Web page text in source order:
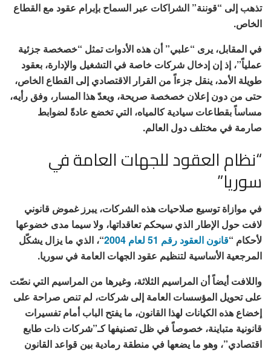
تذهب إلى “قوننة” الشراكات عبر السماح بإبرام عقود مع القطاع
الخاص.
في المقابل، يرى “علبي” أن هذه الأدوات تمثل “خصخصة جزئية
عملياً”، إذ إن إدخال شركات خاصة في التشغيل والإدارة، بعقود
طويلة الأمد، ينقل جزءاً من القرار الاقتصادي إلى القطاع الخاص،
حتى من دون إعلان خصخصة صريحة، ويعدّ هذا المسار، وفق رأيه،
مساساً بقطاعات سيادية كالمياه، التي تخضع عادةً لضوابط
صارمة في مختلف دول العالم.
“نظام العقود للجهات العامة في
سوريا”
في موازاة توسيع صلاحيات هذه الشركات، يبرز غموض قانوني
لافت حول الإطار الذي سيحكم تعاقداتها، ولا سيما مدى خضوعها
لأحكام “قانون العقود رقم 51 لعام 2004
“، الذي ما يزال يشكّل
المرجعية الأساسية لتنظيم عقود الجهات العامة في سوريا.
واللافت أيضاً أن المراسيم الثلاثة، وغيرها من المراسيم التي نصّت
على تحويل المؤسسات العامة إلى شركات، لم تنص صراحة على
إخضاع هذه الكيانات لهذا القانون، ما يفتح الباب أمام تفسيرات
قانونية متباينة، خصوصاً في ظل تصنيفها كـ”شركات ذات طابع
اقتصادي”، وهو ما يضعها في منطقة رمادية بين قواعد القانون